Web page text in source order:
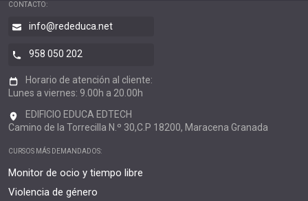
CONTACTO:
info@rededuca.net
958 050 202
Horario de atención al cliente:
Lunes a viernes: 9.00h a 20.00h
EDIFICIO EDUCA EDTECH
Camino de la Torrecilla N.º 30,C.P 18200, Maracena Granada
CURSOS MÁS DEMANDADOS:
Monitor de ocio y tiempo libre
Violencia de género